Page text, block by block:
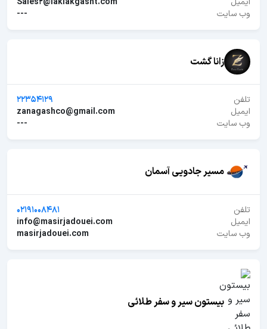
وب سایت
---
زانا گشت
تلفن
22354129
ایمیل
zanagashco@gmail.com
وب سایت
---
مسیر جادویی آسمان
تلفن
02191008481
ایمیل
info@masirjadouei.com
وب سایت
masirjadouei.com
بیستون سیر و سفر طلائی